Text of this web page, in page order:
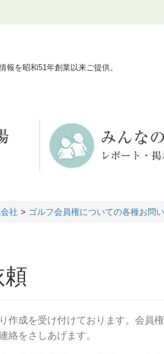
報を昭和51年創業以来ご提供。
社 ゴルフ会員権についての各種お問
作成を受け付けております。会員
絡をさしあげます。